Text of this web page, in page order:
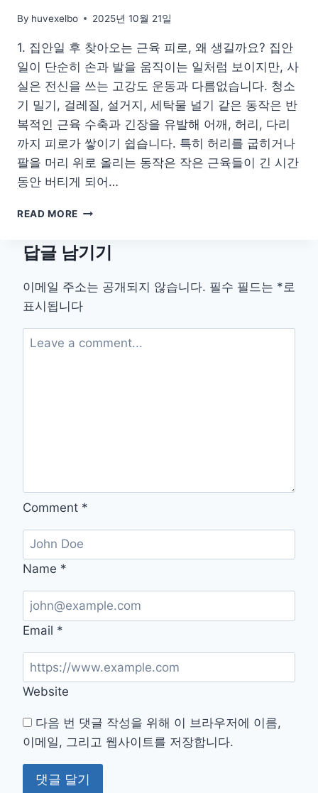
By huvexelbo 2025년 10월 21일
1. 집안일 후 찾아오는 근육 피로, 왜 생길까요? 집안
일이 단순히 손과 발을 움직이는 일처럼 보이지만, 사
실은 전신을 쓰는 고강도 운동과 다름없습니다. 청소
기 밀기, 걸레질, 설거지, 세탁물 널기 같은 동작은 반
복적인 근육 수축과 긴장을 유발해 어깨, 허리, 다리
까지 피로가 쌓이기 쉽습니다. 특히 허리를 굽히거나
팔을 머리 위로 올리는 동작은 작은 근육들이 긴 시간
동안 버티게 되어…
READ MORE
어
뭉
침
완
화!
집
답글 남기기
이메일 주소는 공개되지 않습니다. 필수 필드는 * 로
표시됩니다
Comment *
Name *
Email *
Website
다음 번 댓글 작성을 위해 이 브라우저에 이름,
이메일, 그리고 웹사이트를 저장합니다.